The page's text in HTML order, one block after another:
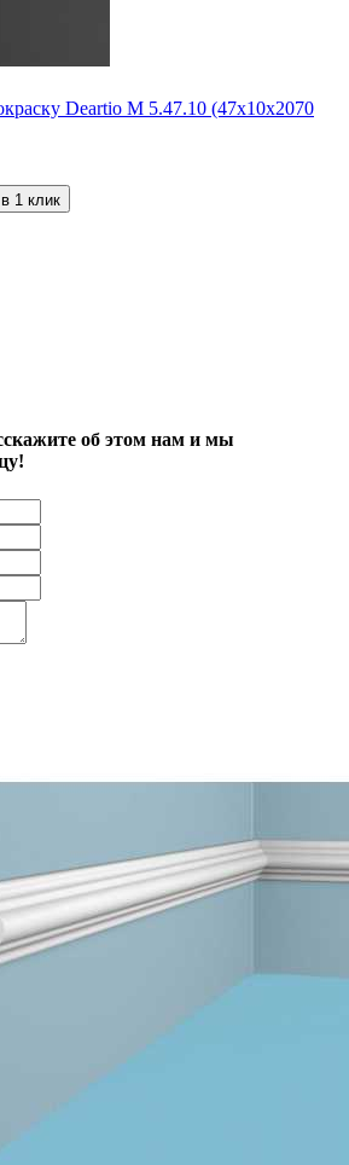
Deartio M 5.47.10 (47х10х2070
1 клик
об этом нам и мы